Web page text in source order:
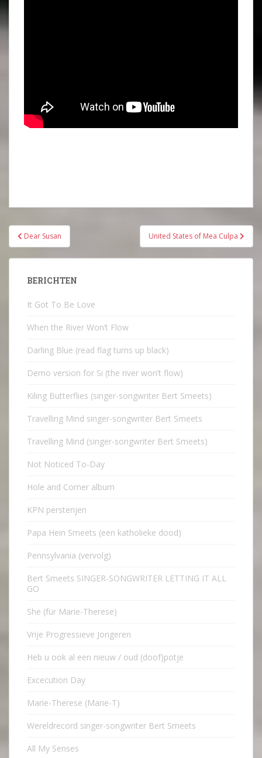
Bericht
navigatie
Dear Susan United States of Mea Culpa
BERICHTEN
It Got To Be Love
When the River Won’t Flow
Darling Blue (read flag turns up black)
Demo version for Si (the river won’t flow)
Kiling Butterflies (singer-songwriter Bert Smeets)
Travelling Mind singer-songwriter Bert Smeets
Travelling Mind (singer-songwriter Bert Smeets)
Not Noticed To-Day
Hole and Corner album
KPN persterijen
Papa Hein Smeets (een katholieke dood)
Pennsylvania (vervolg)
Bert Smeets SINGER-SONGWRITER LETTING IT ALL
GO
She (für Marie-Therese)
Vrije Progressieve Jongeren
Heb u ook al een nieuw / oud (doof)potje
Excecution Day
Marie-Therese (Marie-T)
Wereldrecord singer-songwriter Bert Smeets
All My Senses